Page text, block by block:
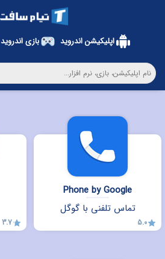
Phone by Google
تماس تلفنی با گوگل
5.0
3.7
اپلیکیشن اندروید بازی اندروید